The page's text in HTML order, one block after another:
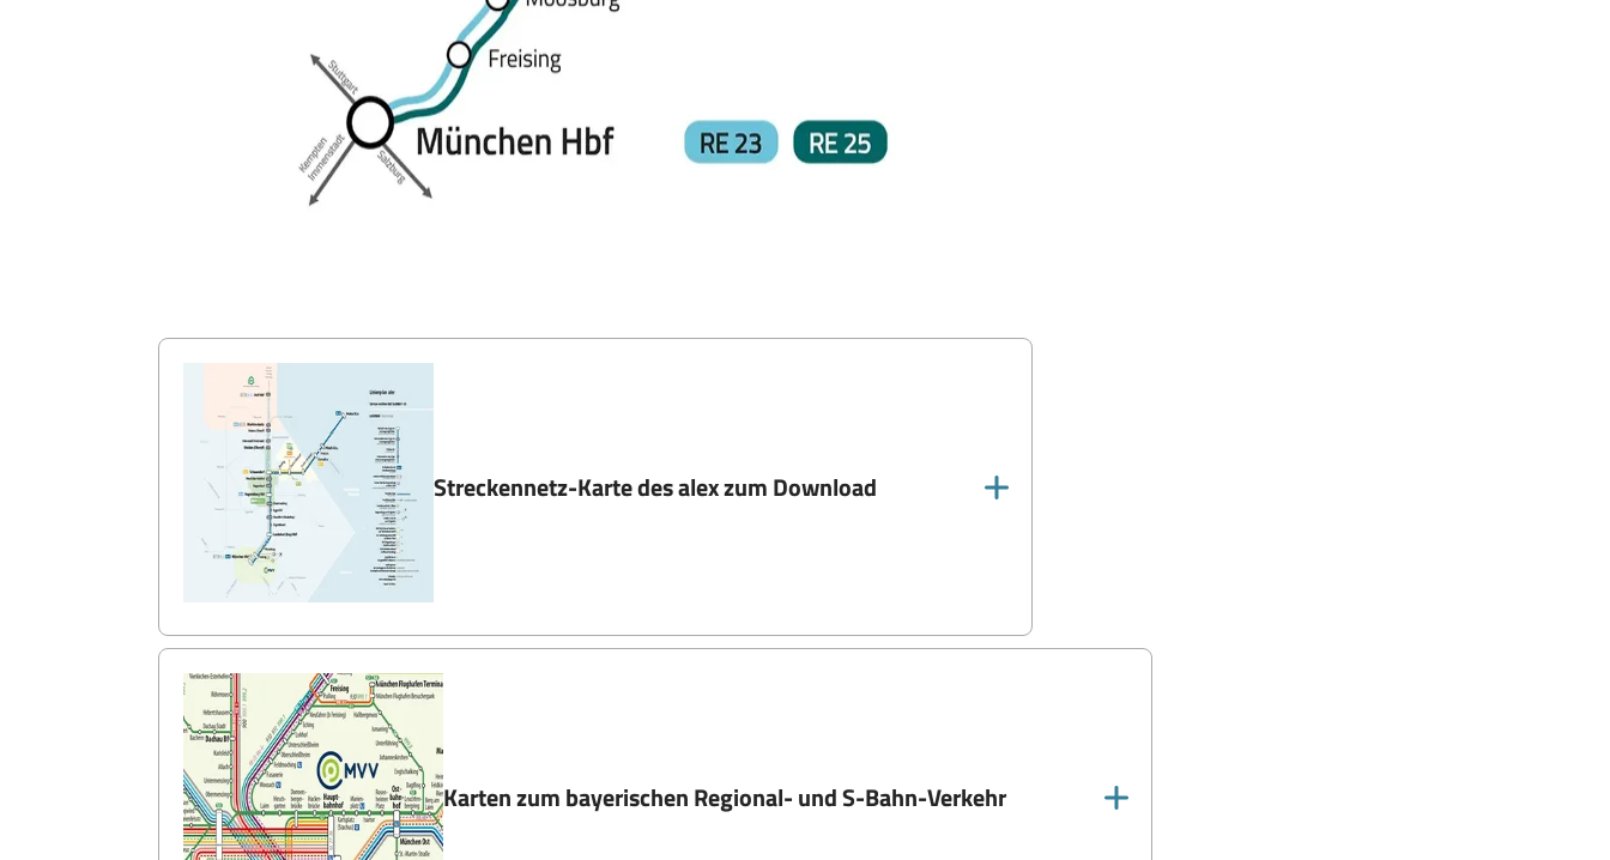
Streckennetz-Karte des alex zum Download
Karten zum bayerischen Regional- und S-Bahn-Verkehr